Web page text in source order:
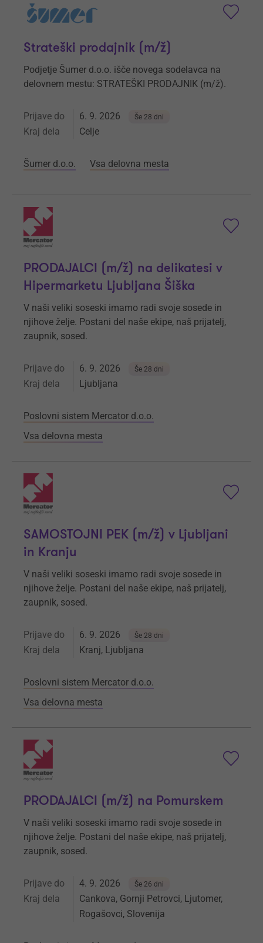
Strateški prodajnik (m/ž)
Podjetje Šumer d.o.o. išče novega sodelavca na
delovnem mestu: STRATEŠKI PRODAJNIK (m/ž).
Prijave do 6. 9. 2026 Še 28 dni
Kraj dela Celje
Šumer d.o.o. Vsa delovna mesta
PRODAJALCI (m/ž) na delikatesi v
Hipermarketu Ljubljana Šiška
V naši veliki soseski imamo radi svoje sosede in
njihove želje. Postani del naše ekipe, naš prijatelj,
zaupnik, sosed.
Prijave do 6. 9. 2026 Še 28 dni
Kraj dela Ljubljana
Poslovni sistem Mercator d.o.o.
Vsa delovna mesta
SAMOSTOJNI PEK (m/ž) v Ljubljani
in Kranju
V naši veliki soseski imamo radi svoje sosede in
njihove želje. Postani del naše ekipe, naš prijatelj,
zaupnik, sosed.
Prijave do 6. 9. 2026 Še 28 dni
Kraj dela Kranj, Ljubljana
Poslovni sistem Mercator d.o.o.
Vsa delovna mesta
PRODAJALCI (m/ž) na Pomurskem
V naši veliki soseski imamo radi svoje sosede in
njihove želje. Postani del naše ekipe, naš prijatelj,
zaupnik, sosed.
Prijave do 4. 9. 2026 Še 26 dni
Kraj dela
Cankova, Gornji Petrovci, Ljutomer,
Rogašovci, Slovenija